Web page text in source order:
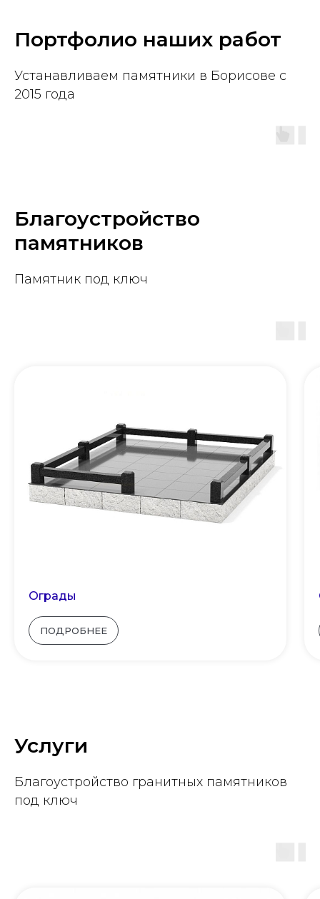
Портфолио наших работ
Устанавливаем памятники в Борисове с
2015 года
Благоустройство
памятников
Памятник под ключ
Ограды
ПОДРОБНЕЕ
Услуги
Благоустройство гранитных памятников
под ключ